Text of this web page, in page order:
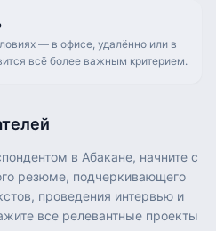
— в офисе, удалённо или в
всё более важным критерием.
в Абакане, начните с
резюме, подчеркивающего
проведения интервью и
все релевантные проекты